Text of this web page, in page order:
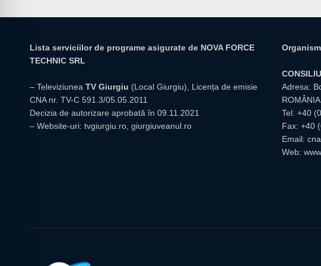
Lista serviciilor de programe asigurate de NOVA FORCE
TECHNIC SRL
– Televiziunea TV Giurgiu (Local Giurgiu), Licența de emisie
CNA nr. TV-C 591.3/05.05.2011
Decizia de autorizare aprobată în 09.11.2021
– Website-uri: tvgiurgiu.ro giurgiuveanul.ro
Adresa:
ROMÂNIA
Tel: +40
Fax: +40
Email:
Web: